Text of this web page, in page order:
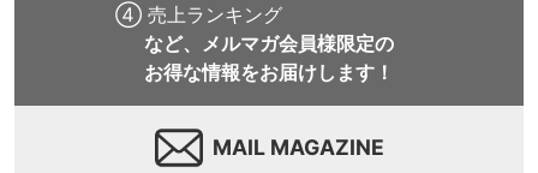
④ 売上ランキング
など、メルマガ会員様限定の
お得な情報をお届けします！
MAIL MAGAZINE